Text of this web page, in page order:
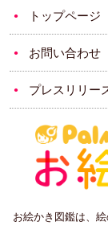
トップページ
お問い合わせ
プレスリリー
お絵かき図鑑は、